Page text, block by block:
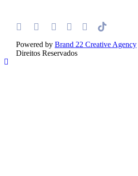
Powered by Brand 22 Creative Agency
Direitos Reservados